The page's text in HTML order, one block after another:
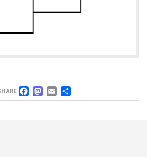
FACEBOOK
MASTODON
EMAIL
PARTAGER